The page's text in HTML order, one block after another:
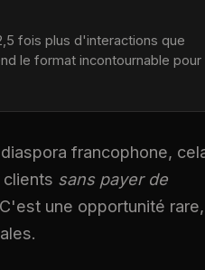
fois plus d'interactions que
le format incontournable pour
francophone,
sans payer de
une opportunité